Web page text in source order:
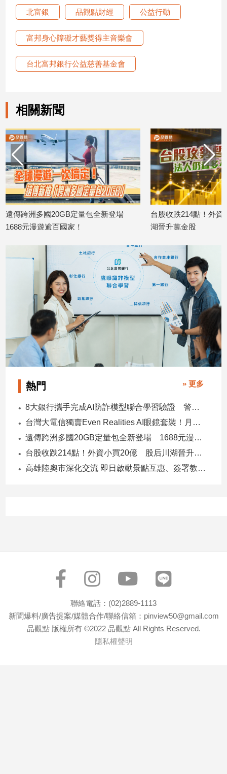
座/
消
健
感
藝
術
／
文
創
／
電
影
推
技/
Pet
影
音
專
區
合
作
點】
北富銀 品觀點財經 公益行動
富邦身心障礙才藝獎得主音樂會
台北富邦銀行公益慈善基金會
相關新聞
包全新登場
台股收跌214點！外資小買20億 股后川
湖晉升萬金股
美
熱門 » 更多
8大銀行攜手完成AI防詐模型聯合學習驗證 警示帳戶準確度提升2倍
台灣大電信獨賣Even Realities AI眼鏡套裝！月付1399元 專案價3990
遠傳跨洲多國20GB定量包全新登場 1688元漫遊逾百國家！
台股收跌214點！外資小買20億 股后川湖晉升萬金股
高雄陸奧市深化交流 即日啟動景點互惠、簽署教育合作MOU
聯絡電話：(02)2889-1113
新聞爆料/廣告提案/媒體合作/聯絡信箱：pinview50@gmail.com
品觀點 版權所有 ©2022 品觀點 All Rights Reserved.
隱私權聲明